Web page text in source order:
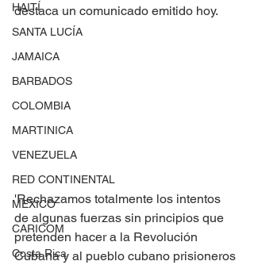
HAITÍ
SANTA LUCÍA
JAMAICA
BARBADOS
COLOMBIA
MARTINICA
VENEZUELA
RED CONTINENTAL
MEXICO
CARICOM
Costa Rica
destaca un comunicado emitido hoy.
'Rechazamos totalmente los intentos
de algunas fuerzas sin principios que
pretenden hacer a la Revolución
Cubana y al pueblo cubano prisioneros